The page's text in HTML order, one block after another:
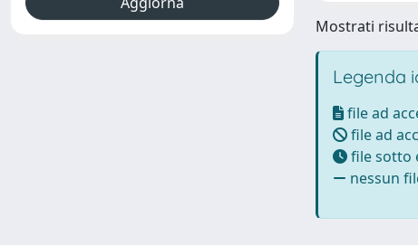
Mostrati
Legenda
file ad
file ad
file sotto
nessun